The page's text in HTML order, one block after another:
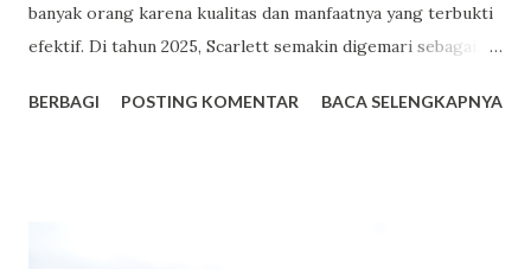
banyak orang karena kualitas dan manfaatnya yang terbukti
efektif. Di tahun 2025, Scarlett semakin digemari sebagai
alasan mengapa Scarlett menjadi tren bodycare yang patut
BERBAGI POSTING KOMENTAR BACA SELENGKAPNYA